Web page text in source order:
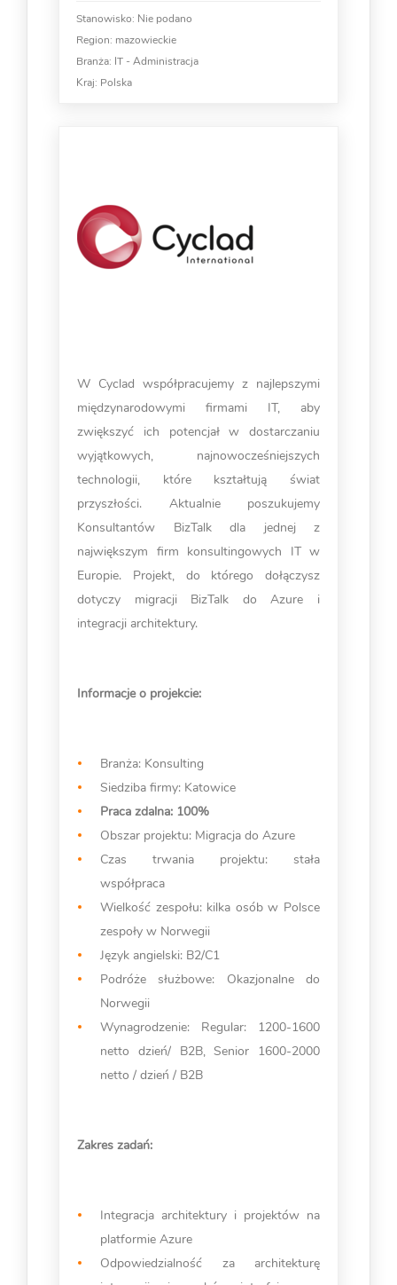
Stanowisko: Nie podano
Region: mazowieckie
Branża: IT - Administracja
Kraj: Polska
W Cyclad współpracujemy z najlepszymi
międzynarodowymi firmami IT, aby
zwiększyć ich potencjał w dostarczaniu
wyjątkowych, najnowocześniejszych
technologii, które kształtują świat
przyszłości. Aktualnie poszukujemy
Konsultantów BizTalk dla jednej z
największym firm konsultingowych IT w
Europie. Projekt, do którego dołączysz
dotyczy migracji BizTalk do Azure i
integracji architektury.
Informacje o projekcie:
Branża: Konsulting
Siedziba firmy: Katowice
Praca zdalna: 100%
Obszar projektu: Migracja do Azure
Czas trwania projektu: stała
współpraca
Wielkość zespołu: kilka osób w Polsce
zespoły w Norwegii
Język angielski: B2/C1
Podróże służbowe: Okazjonalne do
Norwegii
Wynagrodzenie: Regular: 1200-1600
netto dzień/ B2B, Senior 1600-2000
netto / dzień / B2B
Zakres zadań:
Integracja architektury i projektów na
platformie Azure
Odpowiedzialność za architekturę